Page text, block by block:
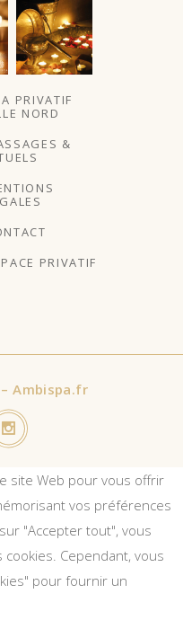
PRIVATIF
NORD
&
PRIVATIF
Ambispa.fr
site Web pour vous offrir
vos préférences
"Accepter tout", vous
cookies. Cependant, vous
pour fournir un